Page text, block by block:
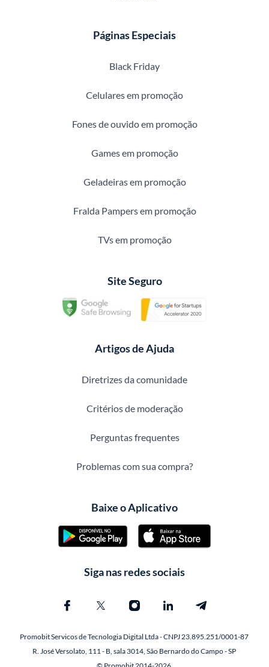
Páginas Especiais
Black Friday
Celulares em promoção
Fones de ouvido em promoção
Games em promoção
Geladeiras em promoção
Fralda Pampers em promoção
TVs em promoção
Site Seguro
Artigos de Ajuda
Diretrizes da comunidade
Critérios de moderação
Perguntas frequentes
Problemas com sua compra?
Baixe o Aplicativo
Siga nas redes sociais
Promobit Servicos de Tecnologia Digital Ltda - CNPJ 23.895.251/0001-87
R. José Versolato, 111 - B, sala 3014, São Bernardo do Campo - SP